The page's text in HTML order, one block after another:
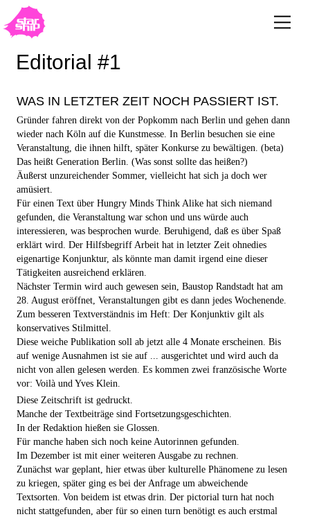
Editorial #1
WAS IN LETZTER ZEIT NOCH PASSIERT IST.
Gründer fahren direkt von der Popkomm nach Berlin und gehen dann
wieder nach Köln auf die Kunstmesse. In Berlin besuchen sie eine
Veranstaltung, die ihnen hilft, später Konkurse zu bewältigen. (beta)
Das heißt Generation Berlin. (Was sonst sollte das heißen?)
Äußerst unzureichender Sommer, vielleicht hat sich ja doch wer
amüsiert.
Für einen Text über Hungry Minds Think Alike hat sich niemand
gefunden, die Veranstaltung war schon und uns würde auch
interessieren, was besprochen wurde. Beruhigend, daß es über Spaß
erklärt wird. Der Hilfsbegriff Arbeit hat in letzter Zeit ohnedies
eigenartige Konjunktur, als könnte man damit irgend eine dieser
Tätigkeiten ausreichend erklären.
Nächster Termin wird auch gewesen sein, Baustop Randstadt hat am
28. August eröffnet, Veranstaltungen gibt es dann jedes Wochenende.
Zum besseren Textverständnis im Heft: Der Konjunktiv gilt als
konservatives Stilmittel.
Diese weiche Publikation soll ab jetzt alle 4 Monate erscheinen. Bis
auf wenige Ausnahmen ist sie auf ... ausgerichtet und wird auch da
nicht von allen gelesen werden. Es kommen zwei französische Worte
vor: Voilà und Yves Klein.
Diese Zeitschrift ist gedruckt.
Manche der Textbeiträge sind Fortsetzungsgeschichten.
In der Redaktion hießen sie Glossen.
Für manche haben sich noch keine Autorinnen gefunden.
Im Dezember ist mit einer weiteren Ausgabe zu rechnen.
Zunächst war geplant, hier etwas über kulturelle Phänomene zu lesen
zu kriegen, später ging es bei der Anfrage um abweichende
Textsorten. Von beidem ist etwas drin. Der pictorial turn hat noch
nicht stattgefunden, aber für so einen turn benötigt es auch erstmal